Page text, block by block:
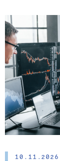
10.11.2026